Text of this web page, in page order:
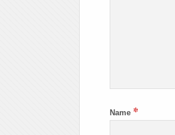
Name *